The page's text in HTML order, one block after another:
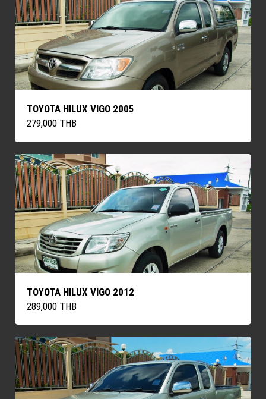
TOYOTA HILUX VIGO 2005
279,000 THB
TOYOTA HILUX VIGO 2012
289,000 THB